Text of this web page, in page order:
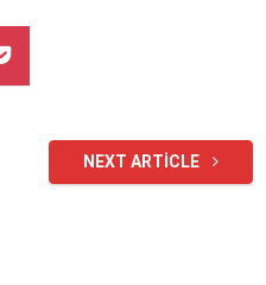
NEXT ARTICLE